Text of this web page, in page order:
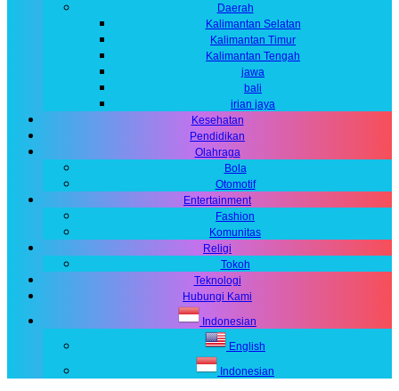
Daerah
Kalimantan Selatan
Kalimantan Timur
Kalimantan Tengah
jawa
bali
irian jaya
Kesehatan
Pendidikan
Olahraga
Bola
Otomotif
Entertainment
Fashion
Komunitas
Religi
Tokoh
Teknologi
Hubungi Kami
Indonesian
English
Indonesian